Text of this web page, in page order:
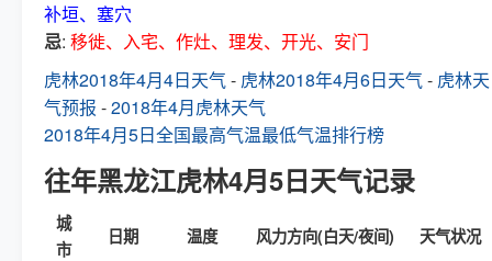
补垣、塞穴
忌: 移徙、入宅、作灶、理发、开光、安门
虎林2018年4月4日天气- 虎林2018年4月6日天气- 虎林天
气预报 -2018年4月虎林天气
2018年4月5日全国最高气温最低气温排行榜
往年黑龙江虎林4月5日天气记录
城
市
日期 温度 风力方向(白天/夜间) 天气状况